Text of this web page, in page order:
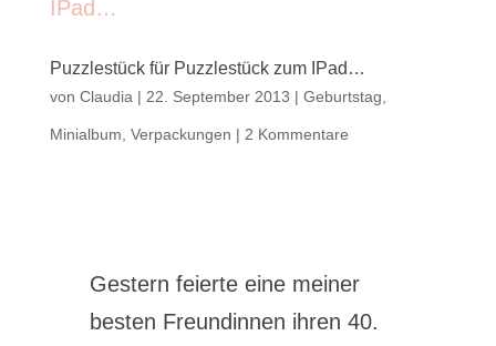
Puzzlestück für Puzzlestück zum IPad…
von Claudia | 22. September 2013 | Geburtstag
Minialbum Verpackungen | 2 Kommentare
Gestern feierte eine meiner
besten Freundinnen ihren 40.